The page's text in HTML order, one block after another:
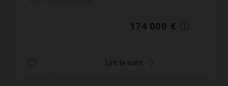
174 000 €
Lire la suite